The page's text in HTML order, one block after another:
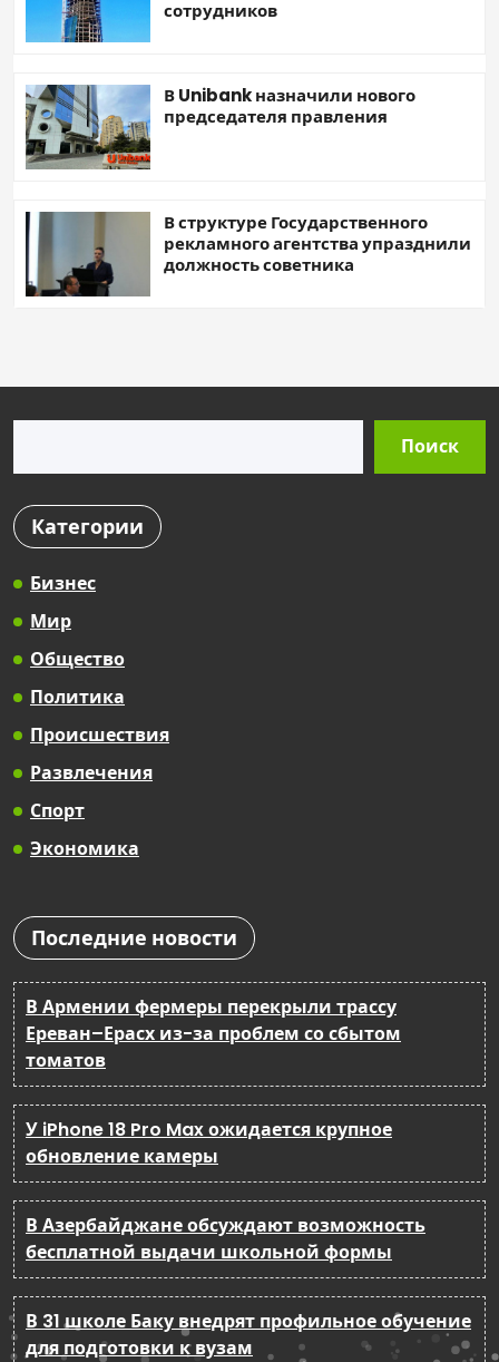
сотрудников
В Unibank назначили нового
председателя правления
В структуре Государственного
рекламного агентства упразднили
должность советника
Поиск
Категории
Бизнес
Мир
Общество
Политика
Происшествия
Развлечения
Спорт
Экономика
Последние новости
В Армении фермеры перекрыли трассу
Ереван–Ерасх из-за проблем со сбытом
томатов
У iPhone 18 Pro Max ожидается крупное
обновление камеры
В Азербайджане обсуждают возможность
бесплатной выдачи школьной формы
В 31 школе Баку внедрят профильное обучение
для подготовки к вузам